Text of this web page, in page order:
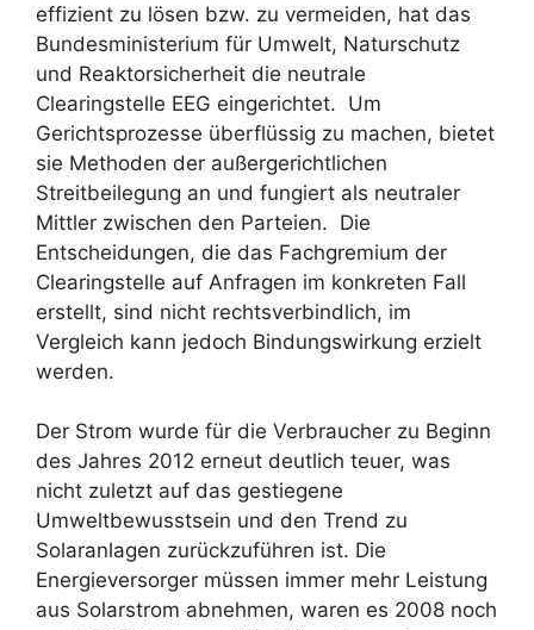
effizient zu lösen bzw. zu vermeiden, hat das
Bundesministerium für Umwelt, Naturschutz
und Reaktorsicherheit die neutrale
Clearingstelle EEG eingerichtet. Um
Gerichtsprozesse überflüssig zu machen, bietet
sie Methoden der außergerichtlichen
Streitbeilegung an und fungiert als neutraler
Mittler zwischen den Parteien. Die
Entscheidungen, die das Fachgremium der
Clearingstelle auf Anfragen im konkreten Fall
erstellt, sind nicht rechtsverbindlich, im
Vergleich kann jedoch Bindungswirkung erzielt
werden.
Der Strom wurde für die Verbraucher zu Beginn
des Jahres 2012 erneut deutlich teuer, was
nicht zuletzt auf das gestiegene
Umweltbewusstsein und den Trend zu
Solaranlagen zurückzuführen ist. Die
Energieversorger müssen immer mehr Leistung
aus Solarstrom abnehmen, waren es 2008 noch